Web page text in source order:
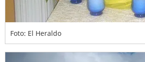
Foto: El Heraldo